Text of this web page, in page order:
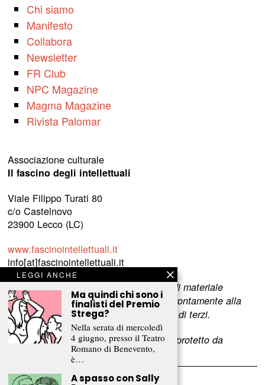
Chi siamo
Manifesto
Collabora
Newsletter
FR Club
NPC Magazine
Magma Magazine
Rivista Palomar
Associazione culturale
Il fascino degli intellettuali
Viale Filippo Turati 80
c/o Castelnovo
23900 Lecco (LC)
www.fascinointellettuali.it
info[at]fascinointellettuali.it
Per segnalare eventuali errori nell’uso di materiale
riservato,
scriveteci e provvederemo prontamente alla
rimozione del materiale lesivo dei diritti di terzi.
L’intero contenuto di questo sito web è protetto da
LEGGI ANCHE
Ma quindi chi sono i
finalisti del Premio
Strega?
Nella serata di mercoledì
4 giugno, presso il Teatro
Romano di Benevento,
è…
A spasso con Sally